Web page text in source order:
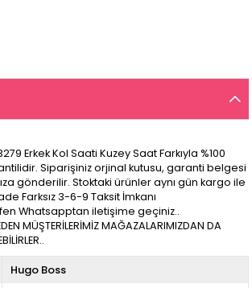
Erkek Kol Saati Kuzey Saat Farkıyla %100
Siparişiniz orjinal kutusu, garanti belgesi
gönderilir. Stoktaki ürünler aynı gün kargo ile
Farksız 3-6-9 Taksit İmkanı
Whatsapptan iletişime geçiniz..
MÜŞTERİLERİMİZ MAĞAZALARIMIZDAN DA
Hugo Boss